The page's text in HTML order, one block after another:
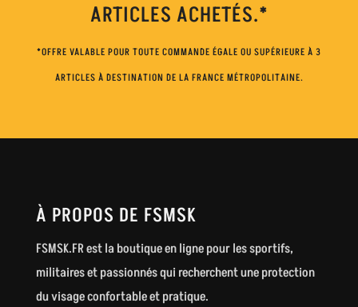
ARTICLES ACHETÉS.*
*OFFRE VALABLE POUR TOUTE COMMANDE ÉGALE OU SUPÉRIEURE À 3
ARTICLES À DESTINATION DE LA FRANCE MÉTROPOLITAINE.
À PROPOS DE FSMSK
FSMSK.FR est la boutique en ligne pour les sportifs,
militaires et passionnés qui recherchent une protection
du visage confortable et pratique.